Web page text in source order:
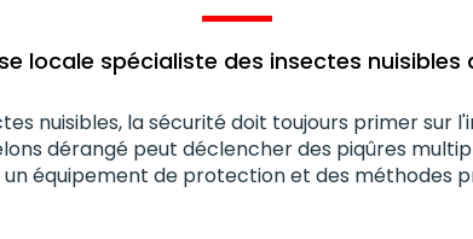
locale spécialiste des insectes nuisibles
nuisibles, la sécurité doit toujours primer
dérangé peut déclencher des piqûres
équipement de protection et des méthodes